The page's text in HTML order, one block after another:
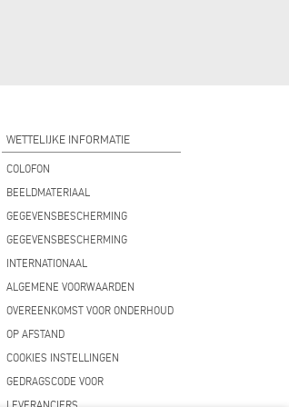
WETTELIJKE INFORMATIE
COLOFON
BEELDMATERIAAL
GEGEVENSBESCHERMING
GEGEVENSBESCHERMING
INTERNATIONAAL
ALGEMENE VOORWAARDEN
OVEREENKOMST VOOR ONDERHOUD
OP AFSTAND
COOKIES INSTELLINGEN
GEDRAGSCODE VOOR